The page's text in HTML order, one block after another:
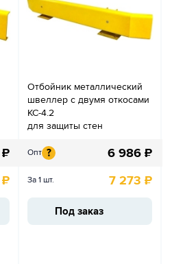
₽
₽
Отбойник металлический
швеллер с двумя откосами
КС-4.2
для защиты стен
Опт ? 6 986 ₽
За 1 шт. 7 273 ₽
Под заказ